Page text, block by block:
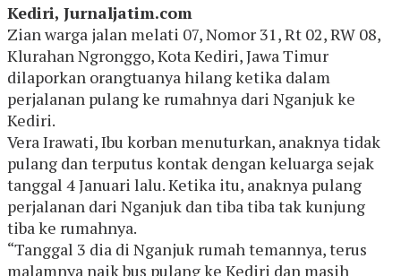
Kediri, Jurnaljatim.com
Zian warga jalan melati 07, Nomor 31, Rt 02, RW 08,
Klurahan Ngronggo, Kota Kediri, Jawa Timur
dilaporkan orangtuanya hilang ketika dalam
perjalanan pulang ke rumahnya dari Nganjuk ke
Kediri.
Vera Irawati, Ibu korban menuturkan, anaknya tidak
pulang dan terputus kontak dengan keluarga sejak
tanggal 4 Januari lalu. Ketika itu, anaknya pulang
perjalanan dari Nganjuk dan tiba tiba tak kunjung
tiba ke rumahnya.
“Tanggal 3 dia di Nganjuk rumah temannya, terus
malamnya naik bus pulang ke Kediri dan masih